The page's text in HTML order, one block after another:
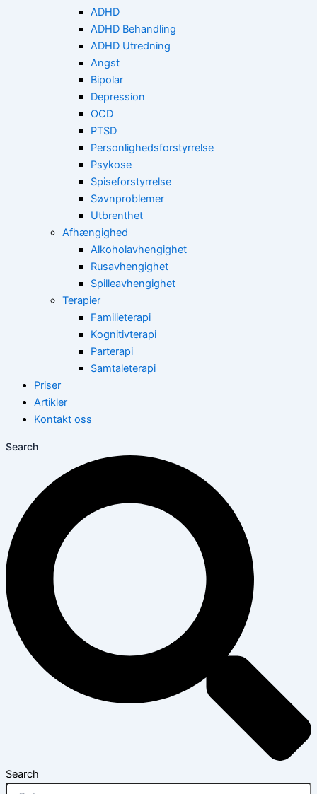
ADHD
ADHD Behandling
ADHD Utredning
Angst
Bipolar
Depression
OCD
PTSD
Personlighedsforstyrrelse
Psykose
Spiseforstyrrelse
Søvnproblemer
Utbrenthet
Afhængighed
Alkoholavhengighet
Rusavhengighet
Spilleavhengighet
Terapier
Familieterapi
Kognitivterapi
Parterapi
Samtaleterapi
Priser
Artikler
Kontakt oss
Search
Search